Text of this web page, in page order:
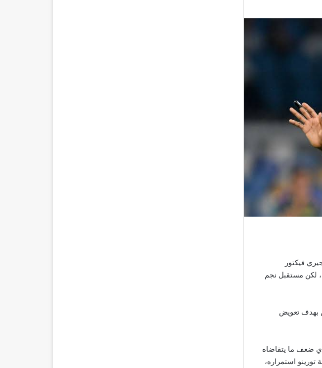
فيكتور
لكن مستقبل نجم
بهدف تعويض
قدره 12 مليون يورو، أي ضعف ما يتقاضاه
استمراره،